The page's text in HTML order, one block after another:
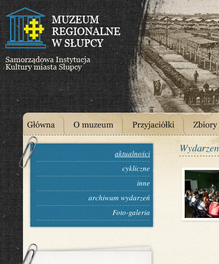
aktualności
cykliczne
inne
archiwum wydarzeń
Foto-galeria